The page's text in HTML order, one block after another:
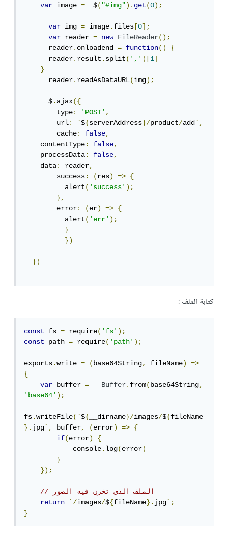
var image =
  $
("#img").get(0);
var img = image.files [0];
var reader = new FileReader();
      reader
.onloadend = function()
{
      reader
.result.split(',')[1]
}
      reader
.readAsDataURL(img);
      $
.ajax({
        type
: 'POST',
        url
: `${serverAddress}/product/add`,
        cache
: false,
    contentType
: false,
    processData
: false,
    data
: reader,
        success
: (res) =>
{
          alert
('success');
},
        error
: (er) =>
{
          alert
('err');
}
})
})
كتابة الملف :
const fs = require('fs');
const
path = require('path');
exports.write = (base64String, fileName)
=>
{
var buffer = Buffer.from(base64String,
'base64');
fs.writeFile(`${ __dirname}/images/${fileName
}.jpg`, buffer, (error) =>
{
if(error)
{
            console
.log(error)
}
});
// الملف الذي تخزن فيه الصور
return
`/images/${fileName}.jpg`;
}